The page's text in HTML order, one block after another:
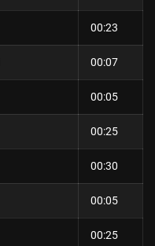
00:23
00:07
00:05
00:25
00:30
00:05
00:25